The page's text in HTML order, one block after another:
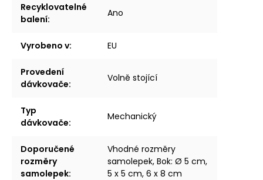
Recyklovatelné
balení:
Ano
Vyrobeno v: EU
Provedení
dávkovače:
Volně stojící
Typ
dávkovače:
Mechanický
Doporučené
rozměry
samolepek:
Vhodné rozměry
samolepek, Bok: Ø 5 cm,
5 x 5 cm, 6 x 8 cm